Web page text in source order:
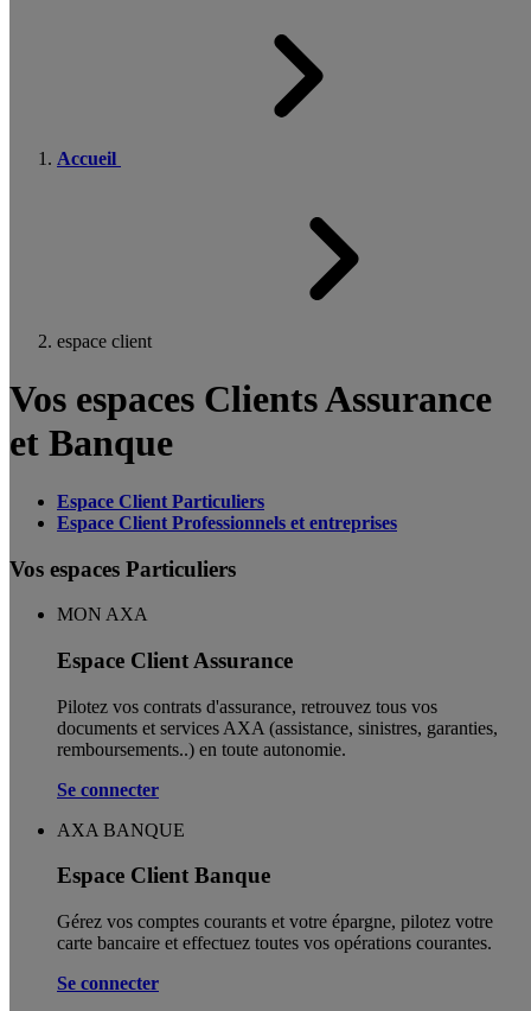
Accueil
espace client
Vos espaces Clients Assurance
et Banque
Espace Client Particuliers
Espace Client Professionnels et entreprises
Vos espaces Particuliers
MON AXA
Espace Client Assurance
Pilotez vos contrats d'assurance, retrouvez tous vos
documents et services AXA (assistance, sinistres, garanties,
remboursements..) en toute autonomie. ​
Se connecter
AXA BANQUE
Espace Client Banque
Gérez vos comptes courants et votre épargne, pilotez votre
carte bancaire et effectuez toutes vos opérations courantes.
Se connecter